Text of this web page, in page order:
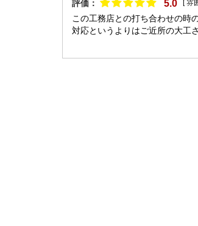
評価： 5.0 [ 雰
この工務店との打ち合わせの時
対応というよりはご近所の大工